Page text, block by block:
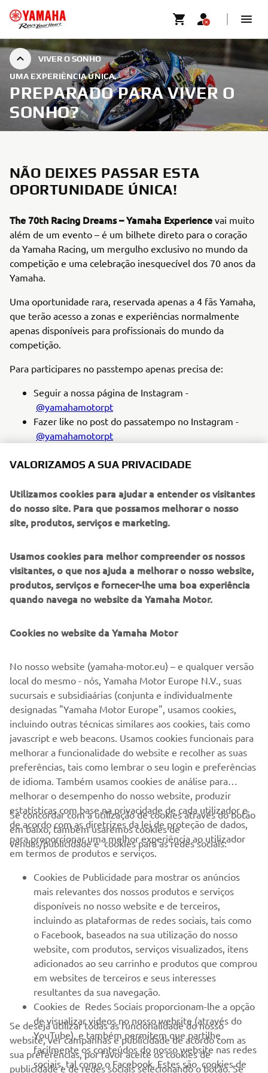
VIVER O SONHO
UMA EXPERIÊNCIA ÚNICA.
PREPARADO PARA VIVER O
SONHO?
NÃO DEIXES PASSAR ESTA
OPORTUNIDADE ÚNICA!
The 70th Racing Dreams – Yamaha Experience vai muito
além de um evento – é um bilhete direto para o coração
da Yamaha Racing, um mergulho exclusivo no mundo da
competição e uma celebração inesquecível dos 70 anos da
Yamaha.
Uma oportunidade rara, reservada apenas a 4 fãs Yamaha,
que terão acesso a zonas e experiências normalmente
apenas disponíveis para profissionais do mundo da
competição.
Para participares no passtempo apenas precisa de:
Seguir a nossa página de Instagram -
@yamahamotorpt
Fazer like no post do passatempo no Instagram -
@yamahamotorpt
70th Racing Dreams porque...!"
abaixo) e aceitar o consentimento para marketing
direto, para que possa receber a confirmação.
Os vencedores serão escolhidos de acordo com o
anunciados no dia 15 de Setembro de 2025, pelas
12h30, na página de Instagram da Yamaha Motor
Portugal.
DESCULPE! ESTE EVENTO ESTÁ
ENCERRADO.
Por favor visite nosso site para verificar quando serão os
próximos eventos.
IR PARA O CALENDÁRIO DE EVENTOS
EMPRESA
MAIS YAMAHA
SERVIÇO E SUPORTE
NEWSLETTER
Seja o primeiro a saber das últimas ofertas, eventos especiais,
novos lançamentos e muito mais
VALORIZAMOS A SUA PRIVACIDADE
Utilizamos cookies para ajudar a entender os visitantes
do nosso site. Para que possamos melhorar o nosso
site, produtos, serviços e marketing.
Usamos cookies para melhor compreender os nossos
visitantes, o que nos ajuda a melhorar o nosso website,
produtos, serviços e fornecer-lhe uma boa experiência
quando navega no website da Yamaha Motor.
Cookies no website da Yamaha Motor
No nosso website (yamaha-motor.eu) – e qualquer versão
local do mesmo - nós, Yamaha Motor Europe N.V., suas
sucursais e subsidiaárias (conjunta e individualmente
designadas "Yamaha Motor Europe", usamos cookies,
incluindo outras técnicas similares aos cookies, tais como
javascript e web beacons. Usamos cookies funcionais para
melhorar a funcionalidade do website e recolher as suas
preferências, tais como lembrar o seu login e preferências
de idioma. Também usamos cookies de análise para
melhorar o desempenho do nosso website, produzir
estatísticas com base na privacidade de cada utilizador e
de acordo com as diretrizes da lei de proteção de dados,
para proporcionar uma melhor experiência ao utilizador
em termos de produtos e serviços.
Se concordar com a utilização de cookies através do botão
em baixo, também usaremos cookies de
vendas/publicidade e cookies para as redes sociais:
Cookies de Publicidade para mostrar os anúncios
mais relevantes dos nossos produtos e serviços
disponíveis no nosso website e de terceiros,
incluindo as plataformas de redes sociais, tais como
o Facebook, baseados na sua utilização do nosso
website, com produtos, serviços visualizados, itens
adicionados ao seu carrinho e produtos que comprou
em websites de terceiros e seus interesses
resultantes da sua navegação.
Cookies de Redes Sociais proporcionam-lhe a opção
de visualizar videos no nosso website (através do
YouTube), e também permitem que partilhe
facilmente os conteúdos do nosso website nas redes
sociais, tal como o Facebook. Estes são cookies de
Se deseja utilizar todas as funcionalidade do nosso
website, ver campanhas e publicidade de acordo com as
sua preferências, por favor aceite os cookies de
publicidade e de redes sociais selecionando o botão. Se